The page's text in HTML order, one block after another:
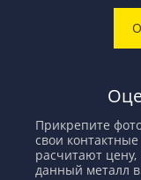
Прикрепите
свои
расчитают
данный металл